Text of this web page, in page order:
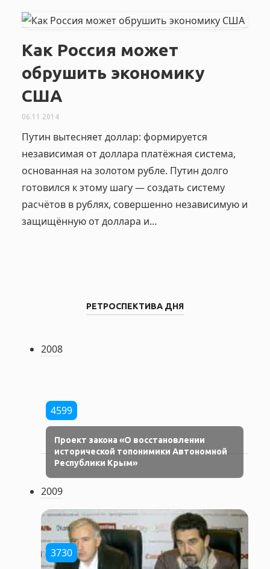
Как Россия может
обрушить экономику
США
06.11.2014
Путин вытесняет доллар: формируется
независимая от доллара платёжная система,
основанная на золотом рубле. Путин долго
готовился к этому шагу — создать систему
расчётов в рублях, совершенно независимую и
защищённую от доллара и…
РЕТРОСПЕКТИВА ДНЯ
2008
4599
Проект закона «О восстановлении
исторической топонимики Автономной
Республики Крым»
2009
3730